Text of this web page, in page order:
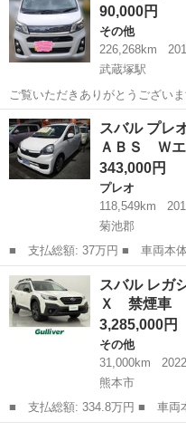
90,000円
その他
226,268km
武蔵塚駅
ご覧いただきありがとうござい
テラになります。 状態は、タイ
ーツ破れてません。 マフラーエ
ラー劣化してるので、ランプ...
熊本 熊本市 武蔵塚駅
スバル プレ
ＡＢＳ Ｗ
343,000円
プレオ
118,549km
菊池郡
■ 支払総額: 37万円 ■ 車両本体価格： 343,000 円 ■ メーカー
名： スバル ■ 車種名： プ
ンパネオートマ ＡＢＳ Ｗエ
ングストップ ■...
熊本 菊池郡
スバル レガ
Ｘ 禁煙車
3,285,000円
その他
31,000km
熊本市
■ 支払総額: 334.8万円 ■ 車両本体価格： 3,285,000 円 ■ メーカ
ー名： スバル ■ 車種名： レ